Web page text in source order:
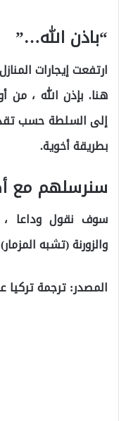
“باذن الله…”
ارتفعت إيجارات
هنا. بإذن الله ، من
إلى السلطة حسب
بطريقة أخوية.
سنرسلهم مع
سوف نقول وداعا
والزورنة (تشبه
المصدر: ترجمة تركيا